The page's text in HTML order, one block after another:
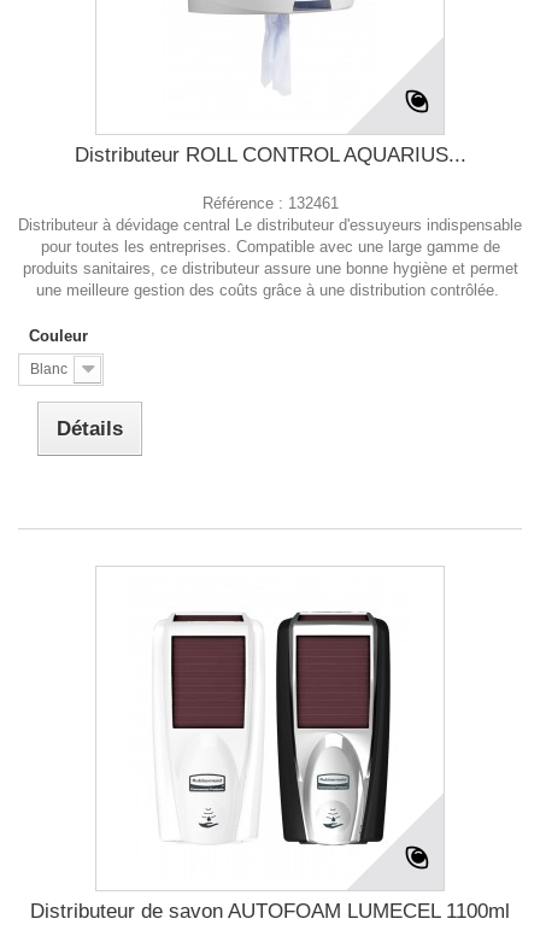
Distributeur ROLL CONTROL AQUARIUS...
Référence : 132461
Distributeur à dévidage central Le distributeur d'essuyeurs indispensable
pour toutes les entreprises. Compatible avec une large gamme de
produits sanitaires, ce distributeur assure une bonne hygiène et permet
une meilleure gestion des coûts grâce à une distribution contrôlée.
Couleur
Blanc
Détails
Distributeur de savon AUTOFOAM LUMECEL 1100ml